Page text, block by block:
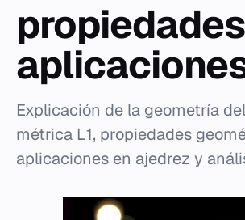
Explicación de la geometría
métrica L1, propiedades
aplicaciones en ajedrez y